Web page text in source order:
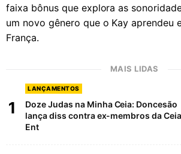
faixa bônus que explora as
um novo gênero que o Kay aprendeu
França.
MAIS LIDAS
1
LANÇAMENTOS
Doze Judas na Minha Ceia: Doncesão
lança diss contra ex-membros da Ceia
Ent